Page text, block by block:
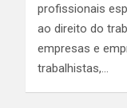
profissionais
ao direito do
empresas e
trabalhistas,…